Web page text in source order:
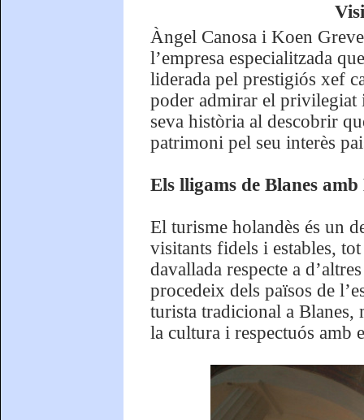
Àngel Canosa i Koen
l’empresa especialitzada
liderada pel prestigiós xef
poder admirar el privilegiat
seva història al descobrir
patrimoni pel seu interès
Els lligams de Blanes
El turisme holandès és un
visitants fidels i estables,
davallada respecte a
procedeix dels països de
turista tradicional a Blanes,
la cultura i respectuós amb